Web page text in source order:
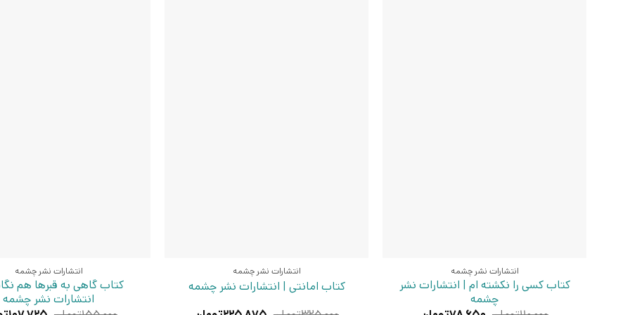
انتشارات نشر چشمه
کتاب کسی را نکشته ام | انتشارات نشر
چشمه
انتشارات نشر چشمه
کتاب امانتی | انتشارات نشر چشمه
انتشارات نشر چشمه
کتاب گاهی به قبرها هم
انتشارات نشر چشمه